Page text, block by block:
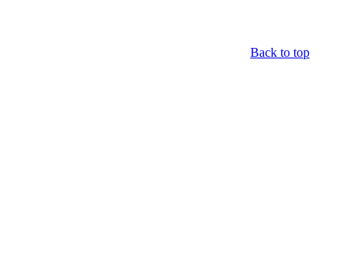
Back to top